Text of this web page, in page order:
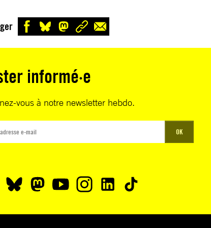
informé·e
vous à notre newsletter hebdo.
OK